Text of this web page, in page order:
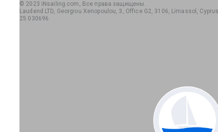
© 2023 iNsailing.com, Все права защищены.
Laudend LTD, Georgiou Xenopoulou, 3, Office G2, 3106, Limassol,
25 030696